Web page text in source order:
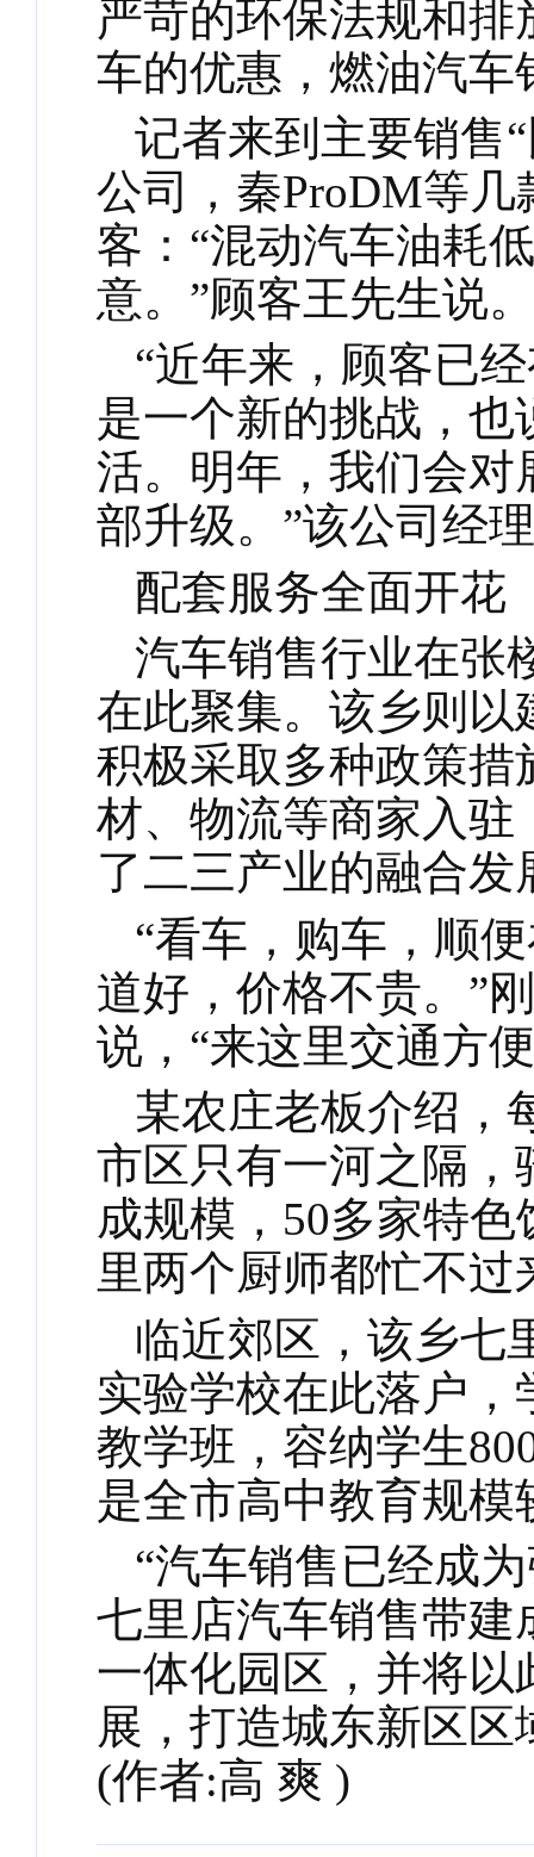
严苛的环保法规和
车的优惠，燃油汽车
记者来到主要销售
公司，秦ProDM等
客：“混动汽车油耗
意。”顾客王先生说。
“近年来，顾客已
是一个新的挑战，
活。明年，我们会
部升级。”该公司经
配套服务全面开花
汽车销售行业在张
在此聚集。该乡则
积极采取多种政策
材、物流等商家入
了二三产业的融合发
“看车，购车，顺
道好，价格不贵。”
说，“来这里交通方
某农庄老板介绍，
市区只有一河之隔
成规模， 50多家特
里两个厨师都忙不过
临近郊区，该乡七
实验学校在此落户，
教学班，容纳学生
是全市高中教育规
“汽车销售已经成
七里店汽车销售带
一体化园区，并将
展，打造城东新区
(作者:高 爽 )